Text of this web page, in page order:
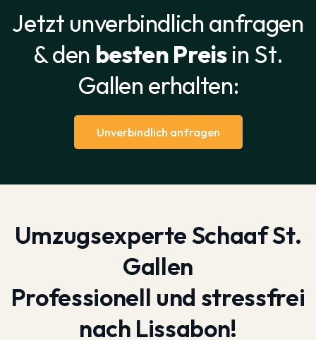
Jetzt unverbindlich anfragen
& den besten Preisin St.
Gallen erhalten:
Unverbindlich anfragen
Umzugsexperte Schaaf St.
Gallen
Professionell und stressfrei
nach Lissabon!